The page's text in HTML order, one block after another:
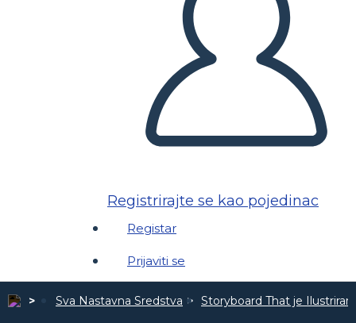
Registrirajte se kao pojedinac
Registar
Prijaviti se
Sva Nastavna Sredstva Storyboard That je